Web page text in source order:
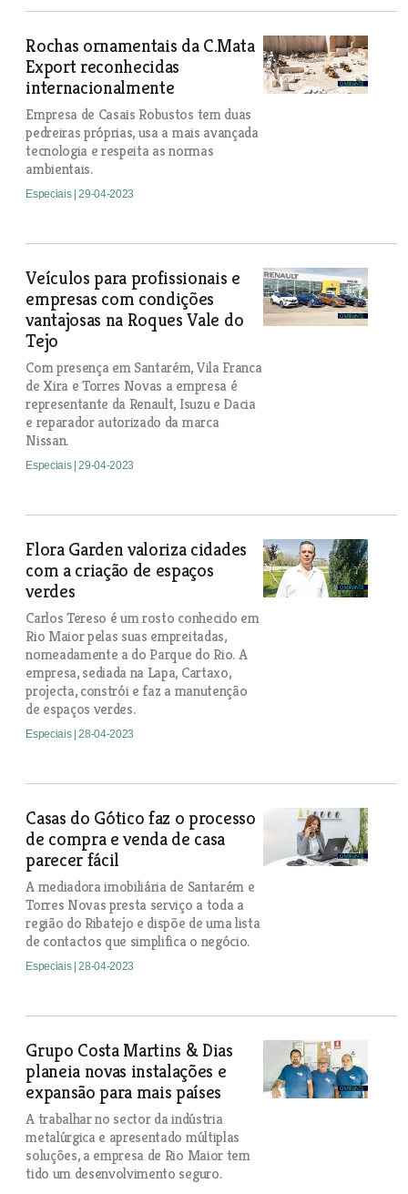
Rochas ornamentais da C.Mata
Export reconhecidas
internacionalmente
Empresa de Casais Robustos tem duas
pedreiras próprias, usa a mais avançada
tecnologia e respeita as normas
ambientais.
Especiais | 29-04-2023
Veículos para profissionais e
empresas com condições
vantajosas na Roques Vale do
Tejo
Com presença em Santarém, Vila Franca
de Xira e Torres Novas a empresa é
representante da Renault, Isuzu e Dacia
e reparador autorizado da marca
Nissan.
Especiais | 29-04-2023
Flora Garden valoriza cidades
com a criação de espaços
verdes
Carlos Tereso é um rosto conhecido em
Rio Maior pelas suas empreitadas,
nomeadamente a do Parque do Rio. A
empresa, sediada na Lapa, Cartaxo,
projecta, constrói e faz a manutenção
de espaços verdes.
Especiais | 28-04-2023
Casas do Gótico faz o processo
de compra e venda de casa
parecer fácil
A mediadora imobiliária de Santarém e
Torres Novas presta serviço a toda a
região do Ribatejo e dispõe de uma lista
de contactos que simplifica o negócio.
Especiais | 28-04-2023
Grupo Costa Martins & Dias
planeia novas instalações e
expansão para mais países
A trabalhar no sector da indústria
metalúrgica e apresentado múltiplas
soluções, a empresa de Rio Maior tem
tido um desenvolvimento seguro.